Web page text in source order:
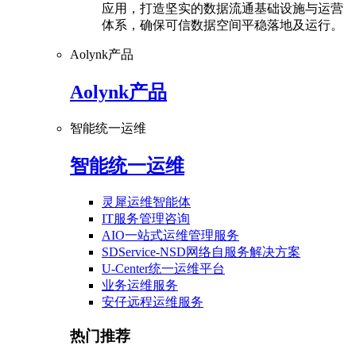
应用，打造坚实的数据流通基础设施与运营
体系，确保可信数据空间平稳落地及运行。
Aolynk产品
Aolynk产品
智能统一运维
智能统一运维
灵犀运维智能体
IT服务管理咨询
AIO一站式运维管理服务
SDService-NSD网络自服务解决方案
U-Center统一运维平台
业务运维服务
安仔远程运维服务
热门推荐